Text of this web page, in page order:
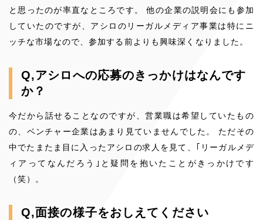
と思ったのが率直なところです。 他の企業の説明会にも参加
していたのですが、アシロのリーガルメディア事業は特にニ
ッチな市場なので、参加する前よりも興味深くなりました。
Q,アシロへの応募のきっかけはなんです
か？
今だから話せることなのですが、営業職は希望していたもの
の、ベンチャー企業はあまり見ていませんでした。 ただその
中でたまたま目に入ったアシロの求人を見て、｢リーガルメデ
ィアってなんだろう｣と疑問を抱いたことがきっかけです
（笑）。
Q,面接の様子をおしえてください